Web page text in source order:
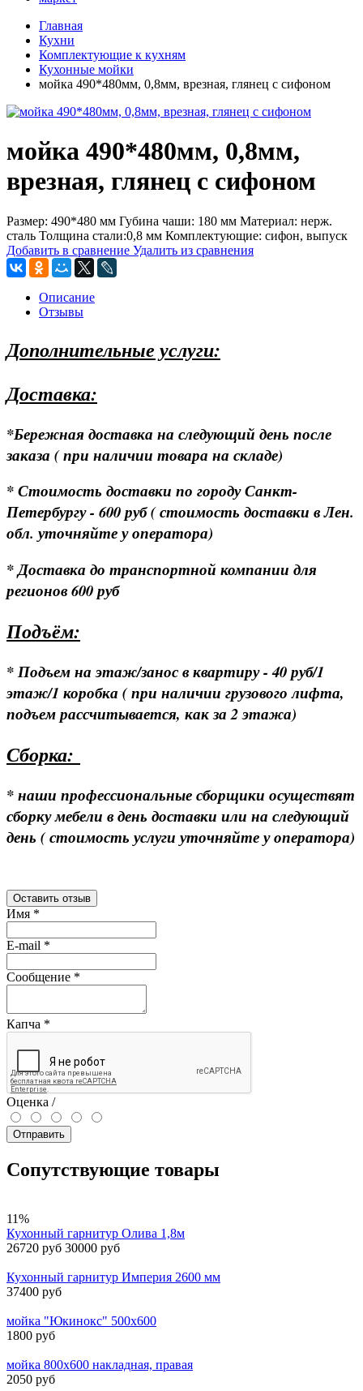
Главная
Кухни
Комплектующие к кухням
Кухонные мойки
мойка 490*480мм, 0,8мм, врезная, глянец с сифоном
мойка 490*480мм, 0,8мм,
врезная, глянец с сифоном
Размер: 490*480 мм Губина чаши: 180 мм Материал: нерж.
сталь Толщина стали:0,8 мм Комплектующие: сифон, выпуск
Добавить в сравнение Удалить из сравнения
Описание
Отзывы
Дополнительные услуги:
Доставка:
*Бережная доставка на следующий день после
заказа ( при наличии товара на складе)
* Стоимость доставки по городу Санкт-
Петербургу - 600 руб ( стоимость доставки в Лен.
обл. уточняйте у оператора)
* Доставка до транспортной компании для
регионов 600 руб
Подъём:
* Подъем на этаж/занос в квартиру - 40 руб/1
этаж/1 коробка ( при наличии грузового лифта,
подъем рассчитывается, как за 2 этажа)
Сборка:
* наши профессиональные сборщики осуществят
сборку мебели в день доставки или на следующий
день ( стоимость услуги уточняйте у оператора)
Оставить отзыв
Имя *
E-mail *
Сообщение *
Капча *
Оценка /
Отправить
Сопутствующие товары
11%
Кухонный гарнитур Олива 1,8м
26720 руб 30000 руб
Кухонный гарнитур Империя 2600 мм
37400 руб
мойка "Юкинокс" 500х600
1800 руб
мойка 800х600 накладная, правая
2050 руб